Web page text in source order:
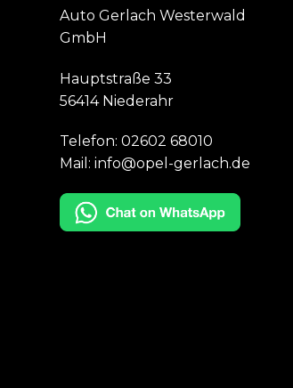
Auto Gerlach Westerwald
GmbH
Hauptstraße 33
56414 Niederahr
Telefon:02602 68010
Mail: info@opel-gerlach.de